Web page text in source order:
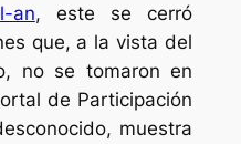
an, este se cerró
que, a la vista del
no se tomaron en
de Participación
muestra